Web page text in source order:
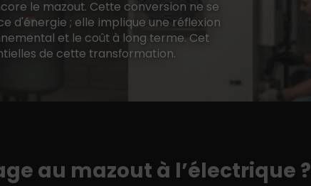
le mazout. Cette conversion ne se
d'énergie ; elle implique une réflexion
et le coût à long terme. Cet
de cette transformation.
au mazout à l’électrique ?